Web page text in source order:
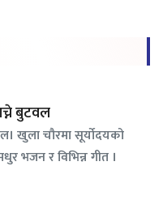
बुटवल
खुला चौरमा सूर्योदयको
भजन र विभिन्न गीत ।